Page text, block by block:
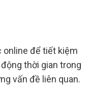
online để tiết kiệm
thời gian trong
vấn đề liên quan.